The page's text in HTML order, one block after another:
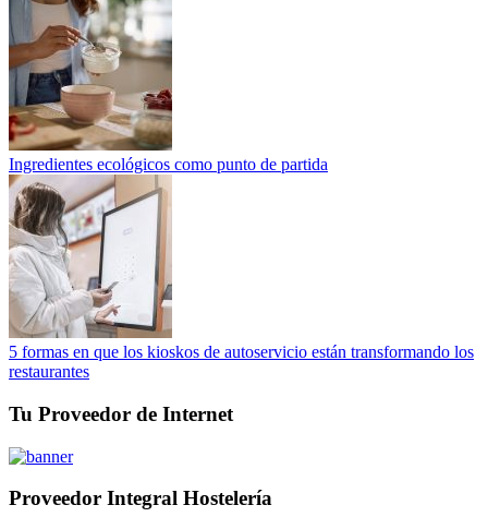
Ingredientes ecológicos como punto de partida
5 formas en que los kioskos de autoservicio están transformando los
restaurantes
Tu Proveedor de Internet
Proveedor Integral Hostelería